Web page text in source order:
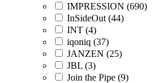
IMPRESSION (690)
InSideOut (44)
INT (4)
iqoniq (37)
JANZEN (25)
JBL (3)
Join the Pipe (9)